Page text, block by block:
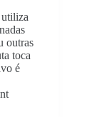
outras
toca
é